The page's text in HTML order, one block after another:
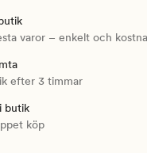
varor – enkelt och
efter 3 timmar
butik
köp